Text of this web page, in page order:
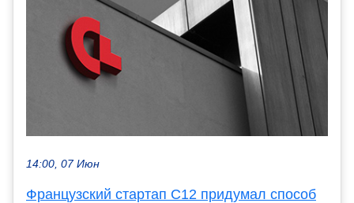
14:00, 07 Июн
Французский стартап C12 придумал способ